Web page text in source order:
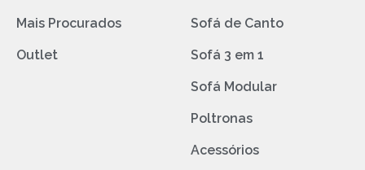
Mais Procurados
Outlet
Sofá de Canto
Sofá 3 em 1
Sofá Modular
Poltronas
Acessórios